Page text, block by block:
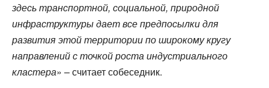
здесь транспортной, социальной, природной
инфраструктуры дает все предпосылки для
развития этой территории по широкому кругу
направлений с точкой роста индустриального
кластера» – считает собеседник.